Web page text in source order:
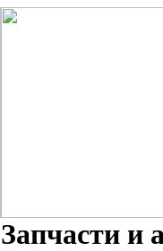
Запчасти и